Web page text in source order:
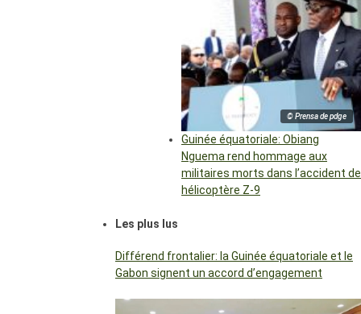
© Prensa de pdge
Guinée équatoriale: Obiang
Nguema rend hommage aux
militaires morts dans l’accident de
hélicoptère Z-9
Les plus lus
Différend frontalier: la Guinée équatoriale et le
Gabon signent un accord d’engagement